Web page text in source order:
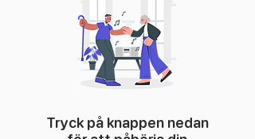
Tryck på knappen nedan